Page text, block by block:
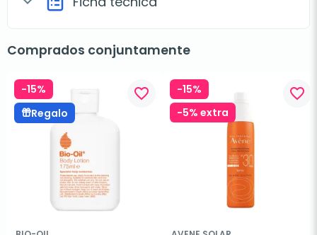
Comprados conjuntamente
-15%
Regalo
favorite_border
-15%
-5% extra
favorite_border